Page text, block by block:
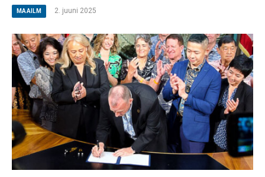
MAAILM 2. juuni 2025